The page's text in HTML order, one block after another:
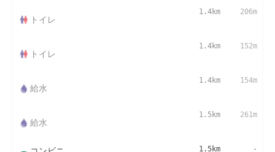
トイレ
1.4km 206m
トイレ
1.4km 152m
給水
1.4km 154m
給水
1.5km 261m
1.5km -